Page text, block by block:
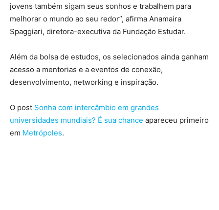
jovens também sigam seus sonhos e trabalhem para
melhorar o mundo ao seu redor”, afirma Anamaíra
Spaggiari, diretora-executiva da Fundação Estudar.
Além da bolsa de estudos, os selecionados ainda ganham
acesso a mentorias e a eventos de conexão,
desenvolvimento, networking e inspiração.
O post Sonha com intercâmbio em grandes
universidades mundiais? É sua chance apareceu primeiro
em Metrópoles.